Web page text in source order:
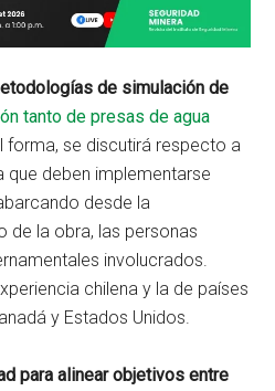
de simulación de
tanto de presas de agua
forma, se discutirá respecto a
que deben implementarse
desde la
de la obra, las personas
involucrados.
chilena y la de países
y Estados Unidos.
para alinear objetivos entre